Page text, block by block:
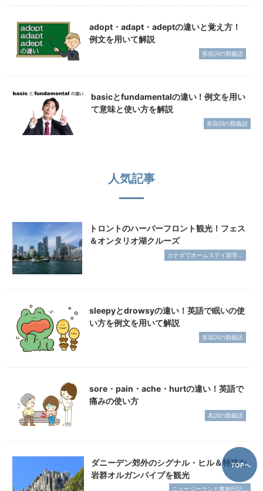
adopt・adapt・adeptの違いと覚え方！
例文を用いて解説
形容詞の類義語
basicとfundamentalの違い！例文を用い
て意味と使い方を解説
形容詞の類義語
人気記事
トロントのハーバーフロント観光！フェス
＆オンタリオ湖クルーズ
カナダでホームステイ留学...
sleepyとdrowsyの違い！英語で眠いの使
い方を例文を用いて解説
形容詞の類義語
sore・pain・ache・hurtの違い！英語で
痛みの使い方
名詞の類義語
ダニーデン郊外のシグナル・ヒル＆特殊な
岩群オルガンパイプを観光
ニュージーランド車旅行記...
TOPへ